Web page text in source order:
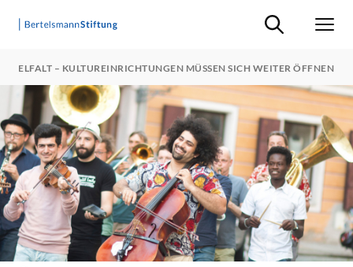
Suche ein-/
VIELFALT – KULTUREINRICHTUNGEN MÜSSEN SICH WEITER ÖFFNEN